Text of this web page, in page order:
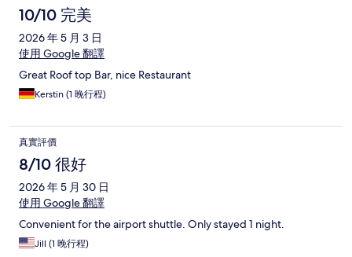
10/10 完美
2026 年 5 月 3 日
使用 Google 翻譯
Great Roof top Bar, nice Restaurant
Kerstin (1 晚行程)
真實評價
8/10 很好
2026 年 5 月 30 日
使用 Google 翻譯
Convenient for the airport shuttle. Only stayed 1 night.
Jill (1 晚行程)